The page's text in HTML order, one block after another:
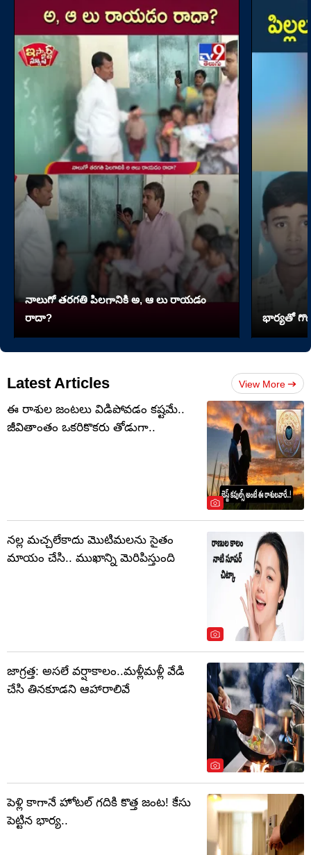
నాలుగో త‌ర‌గతి పిలగానికి అ, ఆ లు రాయ‌డం
రాదా?
భార్యతో
Latest Articles View More
ఈ రాశుల జంటలు విడిపోవడం కష్టమే..
జీవితాంతం ఒకరికొకరు తోడుగా..
నల్ల మచ్చలేకాదు మొటిమలను సైతం
మాయం చేసి.. ముఖాన్ని మెరిపిస్తుంది
జాగ్రత్త: అసలే వర్షాకాలం..మళ్లీమళ్లీ వేడి
చేసి తినకూడని ఆహారాలివే
పెళ్లి కాగానే హోటల్ గదికి కొత్త జంట! కేసు
పెట్టిన భార్య..